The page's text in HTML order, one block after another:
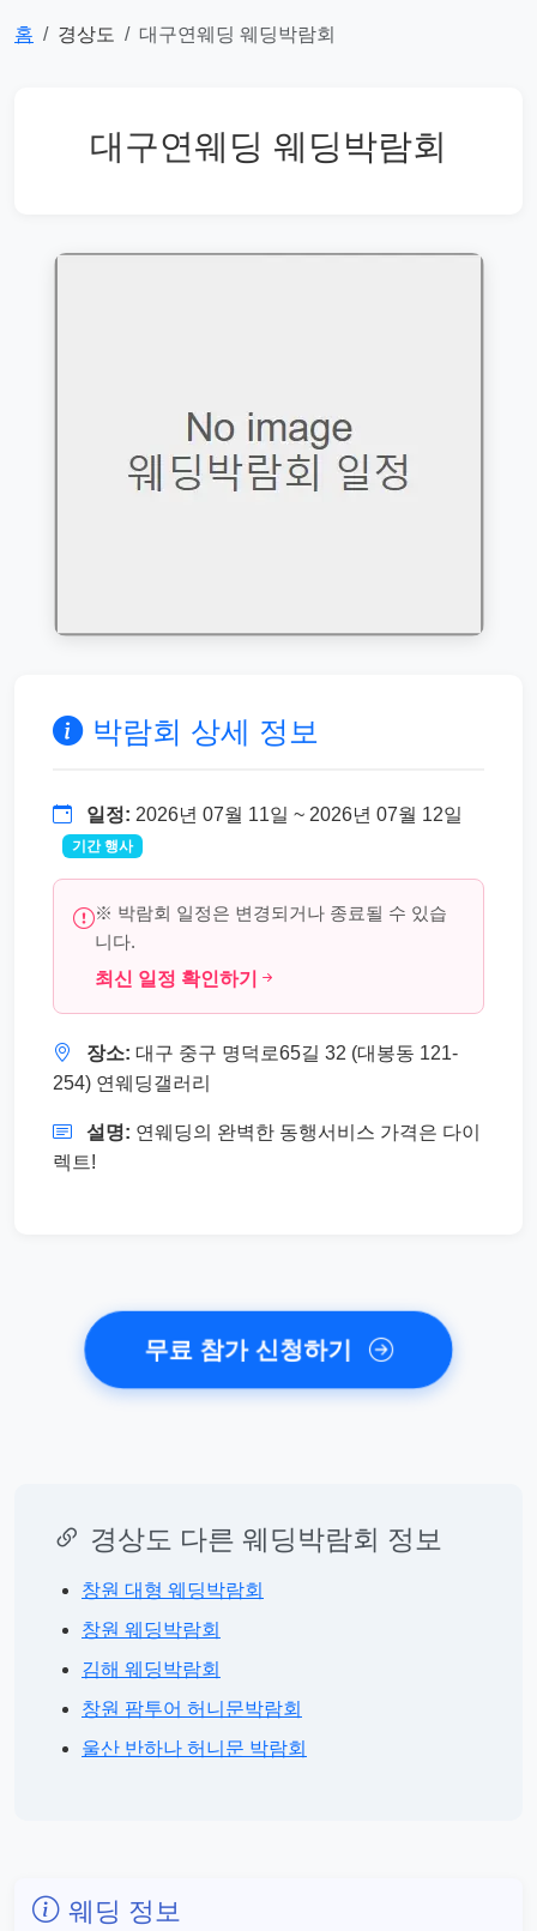
홈 경상도 대구연웨딩 웨딩박람회
대구연웨딩 웨딩박람회
박람회 상세 정보
일정: 2026년 07월 11일 ~ 2026년 07월 12일
기간 행사
※ 박람회 일정은 변경되거나 종료될 수 있습
니다.
최신 일정 확인하기
장소: 대구 중구 명덕로65길 32 (대봉동 121-
254) 연웨딩갤러리
설명: 연웨딩의 완벽한 동행서비스 가격은 다이
렉트!
무료 참가 신청하기
경상도 다른 웨딩박람회 정보
창원 대형 웨딩박람회
창원 웨딩박람회
김해 웨딩박람회
창원 팜투어 허니문박람회
울산 반하나 허니문 박람회
웨딩 정보